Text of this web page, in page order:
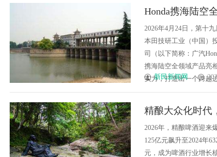
Honda携海陆空
2026年4月24日，第十
本田技研工业（中国）
司（以下简称：广汽
携海陆空全领域产品亮
实力，打造出一个跨越
新民新闻网
精酿大众化时代
2026年，精酿啤酒迎来
125亿元飙升至2024年
元，成为啤酒行业增长